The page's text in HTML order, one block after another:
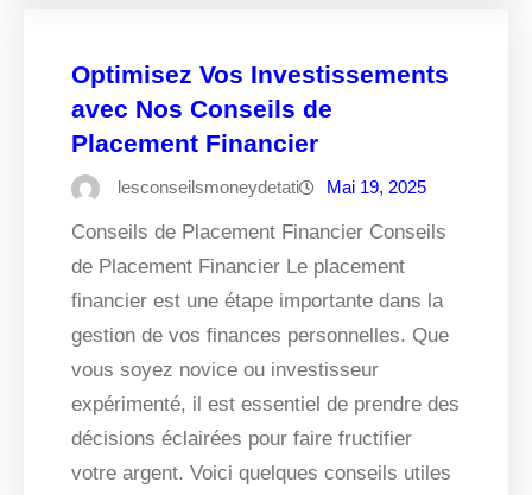
Optimisez Vos Investissements
avec Nos Conseils de
Placement Financier
lesconseilsmoneydetati Mai 19, 2025
Conseils de Placement Financier Conseils
de Placement Financier Le placement
financier est une étape importante dans la
gestion de vos finances personnelles. Que
vous soyez novice ou investisseur
expérimenté, il est essentiel de prendre des
décisions éclairées pour faire fructifier
votre argent. Voici quelques conseils utiles